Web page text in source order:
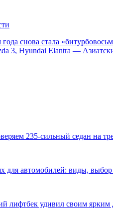
снова стала
3, Hyundai Elantra —
235-сильный седан на
для автомобилей: виды,
лифтбек удивил своим ярким